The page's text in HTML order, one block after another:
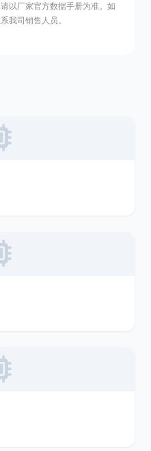
以厂家官方数据手册为准。如
我司销售人员。